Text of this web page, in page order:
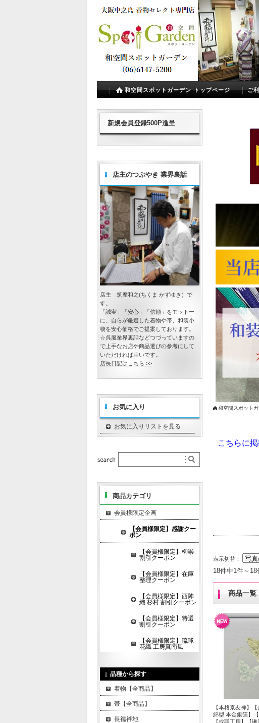
和空間スポットガーデン トップページ ご
和空間スポット
こちらに
表示切替：
18件中1件～
商品一覧
【本格京友禅】
綿型 本金銀箔】
【成謙工房】【
新規会員登録500P進呈
店主のつぶやき 業界裏話
店主 筑摩和之(ちくま かずゆき）で
す。
「誠実」「安心」「信頼」をモットー
に、自らが厳選した着物や帯、和装小
物を安心価格でご提案しております。
☆呉服業界裏話などつづっていますの
で上手なお店や商品選びの参考にして
いただければ幸いです。
店長日記はこちら >>
お気に入り
お気に入りリストを見る
商品カテゴリ
会員様限定企画
【会員様限定】感謝クー
ポン
【会員様限定】柳崇
割引クーポン
【会員様限定】在庫
整理クーポン
【会員様限定】西陣
織 杉村 割引クーポン
【会員様限定】特選
割引クーポン
【会員様限定】琉球
花織 工房真南風
品種から探す
着物【全商品】
帯【全商品】
長襦袢地